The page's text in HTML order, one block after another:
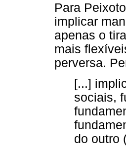
Para
implicar
apenas o
mais
perversa.
[...]
sociais,
do outro